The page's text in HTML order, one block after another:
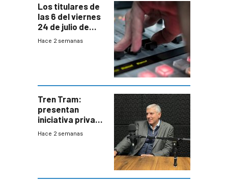
Los titulares de
las 6 del viernes
24 de julio de
2026
Hace 2 semanas
Tren Tram:
presentan
iniciativa privada
para una red de
Hace 2 semanas